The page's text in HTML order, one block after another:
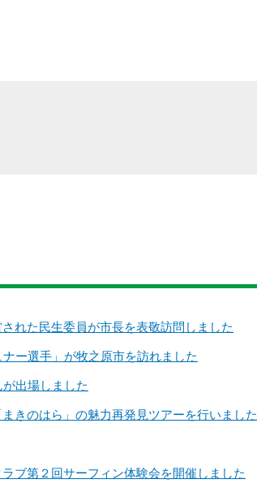
れた民生委員が市長を表敬訪問しました
ー選手」が牧之原市を訪れました
出場しました
きのはら」の魅力再発見ツアーを行いました
ブ第２回サーフィン体験会を開催しました